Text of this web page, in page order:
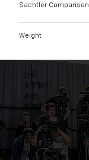
Sachtler Comparison
Weight
​服务支持
​如何购买
公司
关于我们
条款
​新闻中心